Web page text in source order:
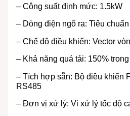
– Công suất định mức: 1.5kW
– Dòng điện ngõ ra: Tiêu
– Chế độ điều khiển: Vector
– Khả năng quá tải: 150%
– Tích hợp sẵn: Bộ điều khiển
RS485
– Đơn vị xử lý: Vi xử lý tốc độ